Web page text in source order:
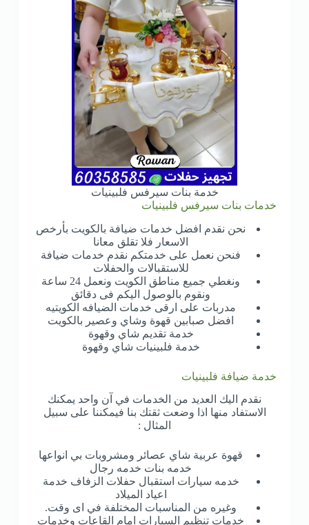
خدمة بنات سيرفس فلبينيات
خدمات بنات سيرفس فلبينيات
نحن نقدم افضل خدمات ضيافة بالكويت بأرخص
الاسعار فلا تقلق معانا
فنحن نعمل على خدمتكم نقدم خدمات ضيافة
للاستقبالات والحفلات
ونغطي جميع مناطق الكويت ونعمل 24 ساعة
ونقوم بالوصول اليكم فى دقائق
مدربات على ارقى خدمات الضيافه الكويتيه
افضل صبابين قهوة وشاي وعصير بالكويت
خدمة تقديم شاي وقهوة
خدمة فلبينيات شاي وقهوة
خدمة ضيافة فلبينيات
نقدم اليك العديد من الخدمات في آن واحد يمكنك
الاستفاد منها اذا وضعت ثقتك بنا فيمكننا على سبيل
المثال :
قهوة عربية شاي عصائر ومشروبات بي انواعها
خدمه بنات خدمه رجال
خدمه سيارات استقبال حفلات الزفاف خدمة
اعياد الميلاد
وغيره من المناسبات المختلفة في اى وقت.
خدمات تنظيم السيارات امام القاعات وخدمات